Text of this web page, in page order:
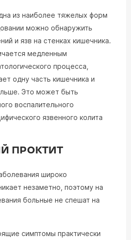
из наиболее тяжелых форм
можно обнаружить
и язв на стенках кишечника.
медленным
процесса,
одну часть кишечника и
Это может быть
воспалительного
язвенного колита
ПРОКТИТ
широко
незаметно, поэтому на
больные не спешат на
симптомы практически